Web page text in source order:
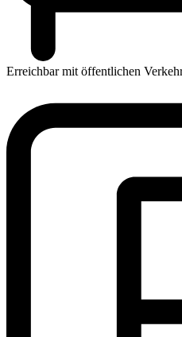
Erreichbar mit öffentlichen